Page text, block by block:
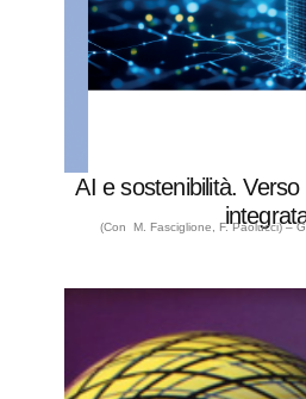
AI e sostenibilità.
(Con M. Fasciglione, F. Paolucci) –